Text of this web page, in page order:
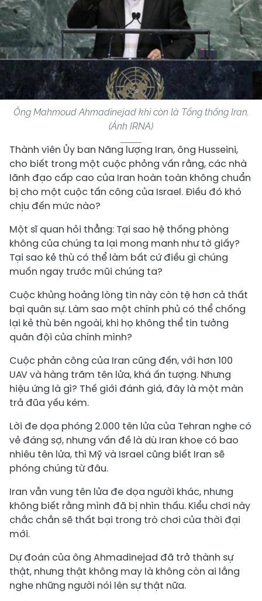
Ông Mahmoud Ahmadinejad khi còn là Tổng thống Iran.
(Ảnh IRNA)
Thành viên Ủy ban Năng lượng Iran, ông Husseini,
cho biết trong một cuộc phỏng vấn rằng, các nhà
lãnh đạo cấp cao của Iran hoàn toàn không chuẩn
bị cho một cuộc tấn công của Israel. Điều đó khó
chịu đến mức nào?
Một sĩ quan hỏi thẳng: Tại sao hệ thống phòng
không của chúng ta lại mong manh như tờ giấy?
Tại sao kẻ thù có thể làm bất cứ điều gì chúng
muốn ngay trước mũi chúng ta?
Cuộc khủng hoảng lòng tin này còn tệ hơn cả thất
bại quân sự. Làm sao một chính phủ có thể chống
lại kẻ thù bên ngoài, khi họ không thể tin tưởng
quân đội của chính mình?
Cuộc phản công của Iran cũng đến, với hơn 100
UAV và hàng trăm tên lửa, khá ấn tượng. Nhưng
hiệu ứng là gì? Thế giới đánh giá, đây là một màn
trả đũa yếu kém.
Lời đe dọa phóng 2.000 tên lửa của Tehran nghe có
vẻ đáng sợ, nhưng vấn đề là dù Iran khoe có bao
nhiêu tên lửa, thì Mỹ và Israel cũng biết Iran sẽ
phóng chúng từ đâu.
Iran vẫn vung tên lửa đe dọa người khác, nhưng
không biết rằng mình đã bị nhìn thấu. Kiểu chơi này
chắc chắn sẽ thất bại trong trò chơi của thời đại
mới.
Dự đoán của ông Ahmadinejad đã trở thành sự
thật, nhưng thật không may là không còn ai lắng
nghe những người nói lên sự thật nữa.